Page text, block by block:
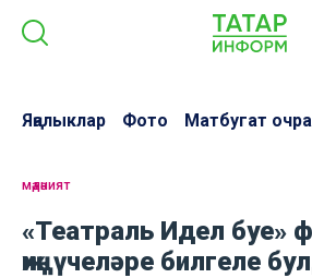
Яңалыклар Фото Матбугат
мәдәният
«Театраль Идел буе»
җиңүчеләре билгеле